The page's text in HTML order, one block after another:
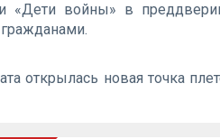
«Дети войны» в
открылась новая точка